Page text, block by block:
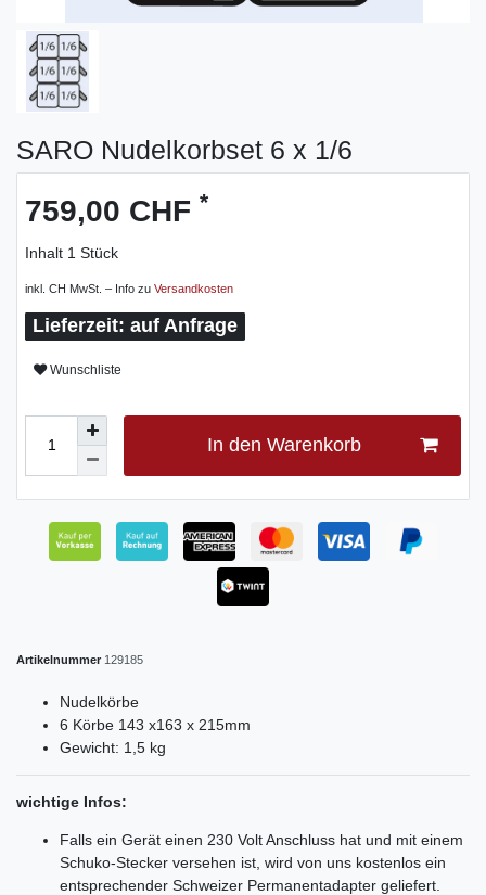
SARO Nudelkorbset 6 x 1/6
759,00 CHF *
Inhalt 1 Stück
inkl. CH MwSt. – Info zu Versandkosten
auf Anfrage
Wunschliste
In den Warenkorb
Artikelnummer 129185
Nudelkörbe
6 Körbe 143 x163 x 215mm
Gewicht: 1,5 kg
wichtige Infos:
Falls ein Gerät einen 230 Volt Anschluss hat und mit einem
Schuko-Stecker versehen ist, wird von uns kostenlos ein
entsprechender Schweizer Permanentadapter geliefert.